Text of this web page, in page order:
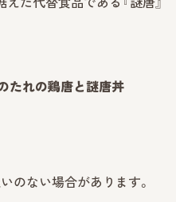
たれの鶏唐と謎唐丼
のない場合があります。